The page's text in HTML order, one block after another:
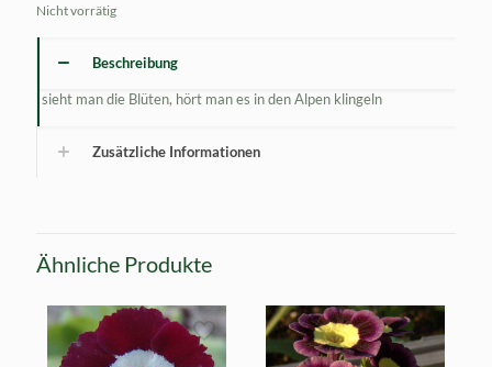
Nicht vorrätig
Beschreibung
sieht man die Blüten, hört man es in den Alpen klingeln
Zusätzliche Informationen
Ähnliche Produkte